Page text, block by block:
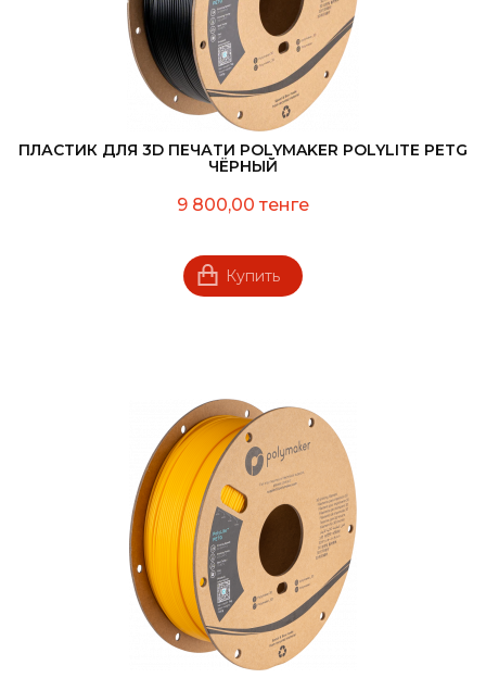
ПЛАСТИК ДЛЯ 3D ПЕЧАТИ POLYMAKER POLYLITE PETG
ЧЁРНЫЙ
9 800,00 тенге
Купить